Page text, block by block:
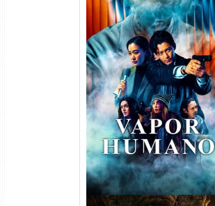
Vapor Humano 1ª
Torrent (2026) WEB-DL
Dual Áudio